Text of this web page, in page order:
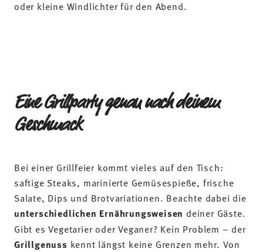
oder kleine Windlichter für den Abend.
Eine Grillparty genau nach deinem
Geschmack
Bei einer Grillfeier kommt vieles auf den Tisch:
saftige Steaks, marinierte Gemüsespieße, frische
Salate, Dips und Brotvariationen. Beachte dabei die
unterschiedlichen Ernährungsweisen deiner Gäste.
Gibt es Vegetarier oder Veganer? Kein Problem – der
Grillgenuss kennt längst keine Grenzen mehr. Von